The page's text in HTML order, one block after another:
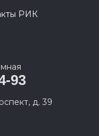
РИК
93
д. 39